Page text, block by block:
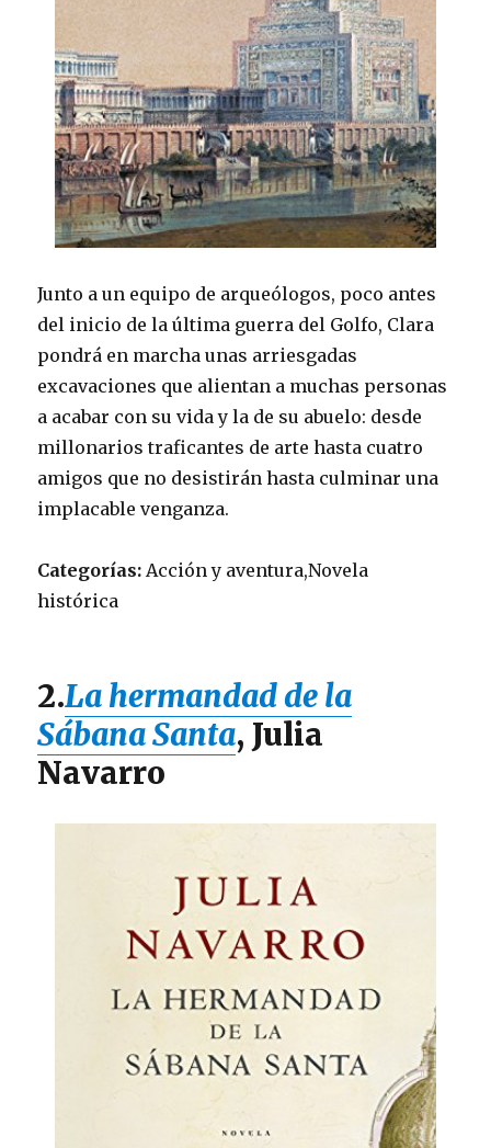
Junto a un equipo de arqueólogos, poco antes
del inicio de la última guerra del Golfo, Clara
pondrá en marcha unas arriesgadas
excavaciones que alientan a muchas personas
a acabar con su vida y la de su abuelo: desde
millonarios traficantes de arte hasta cuatro
amigos que no desistirán hasta culminar una
implacable venganza.
Categorías: Acción y aventura,Novela
histórica
2.La hermandad de la
Sábana Santa, Julia
Navarro